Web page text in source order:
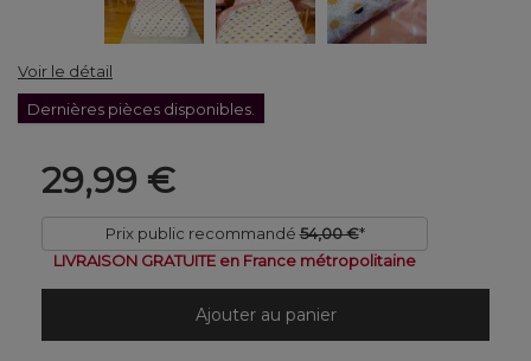
Voir le détail
Dernières pièces disponibles.
29,99 €
Prix public recommandé 54,00 €*
LIVRAISON GRATUITE en France métropolitaine
Ajouter au panier